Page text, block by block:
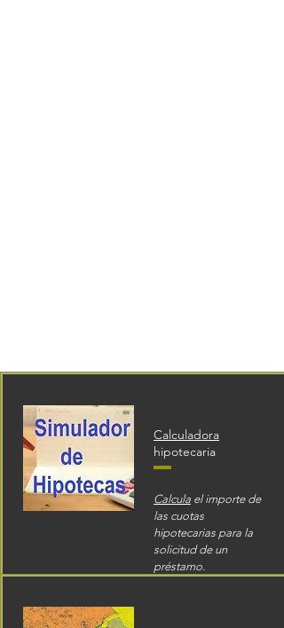
Calculadora
hipotecaria
Calcula el importe de
las cuotas
hipotecarias para la
solicitud de un
préstamo.